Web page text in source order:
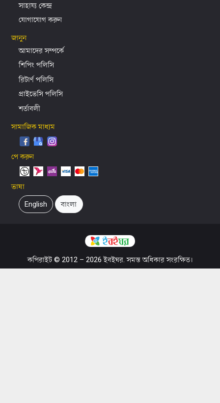
সাহায্য কেন্দ্র
যোগাযোগ করুন
জানুন
আমাদের সম্পর্কে
শিপিং পলিসি
রিটার্ণ পলিসি
প্রাইভেসি পলিসি
শর্তাবলী
সামাজিক মাধ্যম
পে করুন
ভাষা
English বাংলা
কপিরাইট © 2012 – 2026 ইবইঘর. সমস্ত অধিকার সংরক্ষিত।